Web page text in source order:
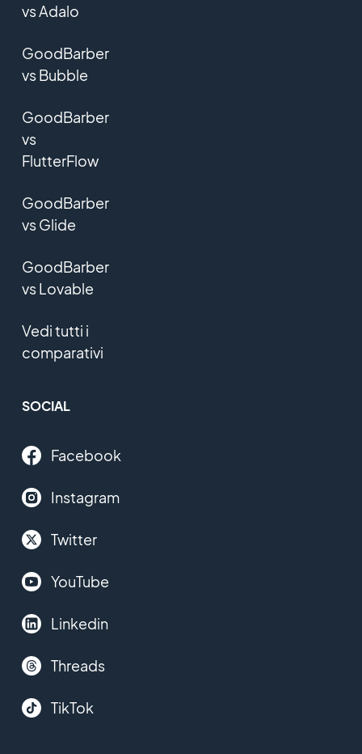
vs Adalo
GoodBarber
vs Bubble
GoodBarber
vs
FlutterFlow
GoodBarber
vs Glide
GoodBarber
vs Lovable
Vedi tutti i
comparativi
SOCIAL
Facebook
Instagram
Twitter
YouTube
Linkedin
Threads
TikTok